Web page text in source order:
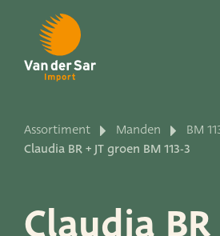
Over van der Sar Import
Over onze duurzaamheid
Assortiment Manden
BM
Claudia BR + JT groen BM 113-3
Claudia BR